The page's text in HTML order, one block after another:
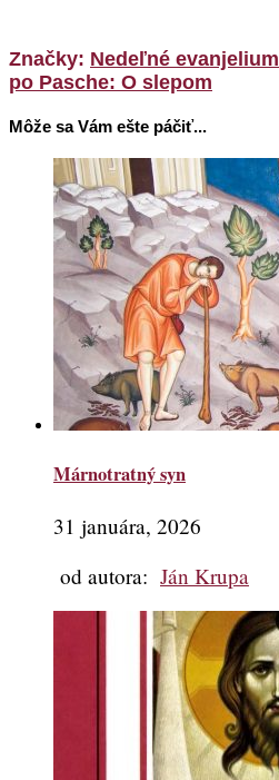
Značky: Nedeľné evanjelium
po Pasche: O slepom
Môže sa Vám ešte páčiť...
Márnotratný syn
31 januára, 2026
od autora: Ján Krupa